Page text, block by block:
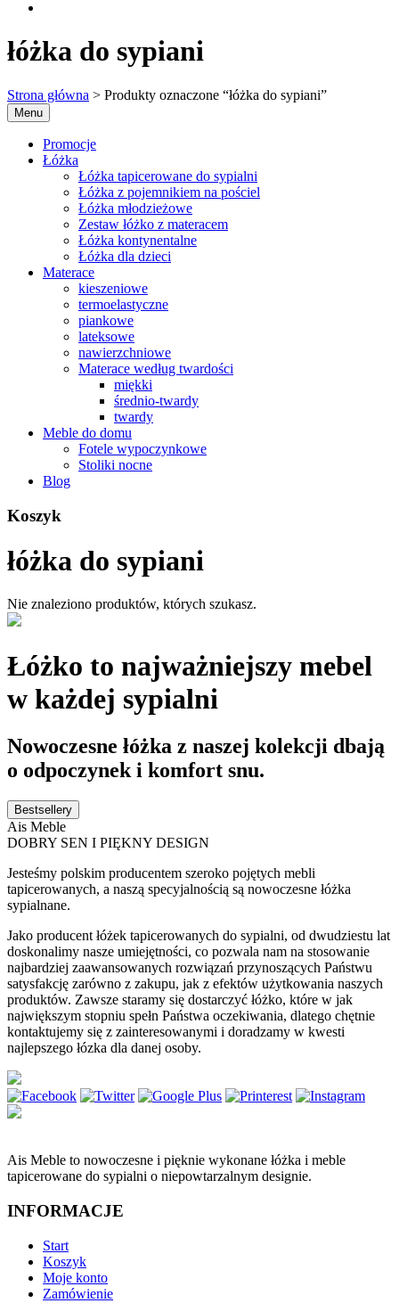
łóżka do sypiani
Strona główna > Produkty oznaczone “łóżka do sypiani”
Menu
Promocje
Łóżka
Łóżka tapicerowane do sypialni
Łóżka z pojemnikiem na pościel
Łóżka młodzieżowe
Zestaw łóżko z materacem
Łóżka kontynentalne
Łóżka dla dzieci
Materace
kieszeniowe
termoelastyczne
piankowe
lateksowe
nawierzchniowe
Materace według twardości
miękki
średnio-twardy
twardy
Meble do domu
Fotele wypoczynkowe
Stoliki nocne
Blog
Koszyk
łóżka do sypiani
Nie znaleziono produktów, których szukasz.
Łóżko to najważniejszy mebel
w każdej sypialni
Nowoczesne łóżka z naszej kolekcji dbają
o odpoczynek i komfort snu.
Bestsellery
Ais Meble
DOBRY SEN I PIĘKNY DESIGN
Jesteśmy polskim producentem szeroko pojętych mebli
tapicerowanych, a naszą specyjalnością są nowoczesne łóżka
sypialnane.
Jako producent łóżek tapicerowanych do sypialni, od dwudziestu lat
doskonalimy nasze umiejętności, co pozwala nam na stosowanie
najbardziej zaawansowanych rozwiązań przynoszących Państwu
satysfakcję zarówno z zakupu, jak z efektów użytkowania naszych
produktów. Zawsze staramy się dostarczyć łóżko, które w jak
największym stopniu spełn Państwa oczekiwania, dlatego chętnie
kontaktujemy się z zainteresowanymi i doradzamy w kwesti
najlepszego łózka dla danej osoby.
Ais Meble to nowoczesne i pięknie wykonane łóżka i meble
tapicerowane do sypialni o niepowtarzalnym designie.
INFORMACJE
Start
Koszyk
Moje konto
Zamówienie